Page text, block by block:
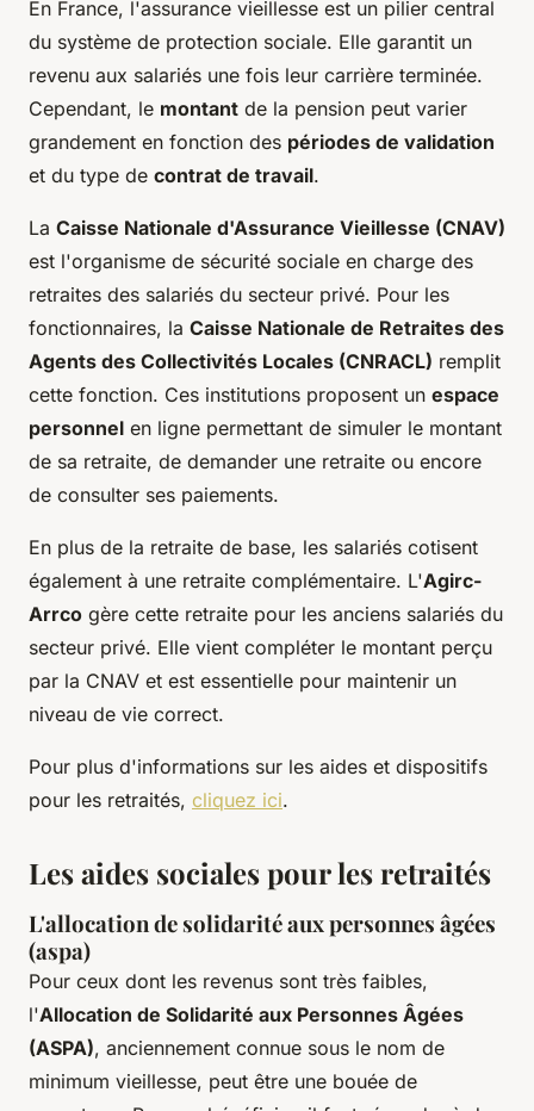
En France, l'assurance vieillesse est un pilier central
du système de protection sociale. Elle garantit un
revenu aux salariés une fois leur carrière terminée.
Cependant, le montant de la pension peut varier
grandement en fonction des périodes de validation
et du type de contrat de travail.
La Caisse Nationale d'Assurance Vieillesse (CNAV)
est l'organisme de sécurité sociale en charge des
retraites des salariés du secteur privé. Pour les
fonctionnaires, la Caisse Nationale de Retraites des
Agents des Collectivités Locales (CNRACL) remplit
cette fonction. Ces institutions proposent un espace
personnel en ligne permettant de simuler le montant
de sa retraite, de demander une retraite ou encore
de consulter ses paiements.
En plus de la retraite de base, les salariés cotisent
également à une retraite complémentaire. L'Agirc-
Arrco gère cette retraite pour les anciens salariés du
secteur privé. Elle vient compléter le montant perçu
par la CNAV et est essentielle pour maintenir un
niveau de vie correct.
Pour plus d'informations sur les aides et dispositifs
pour les retraités, cliquez ici.
Les aides sociales pour les retraités
L'allocation de solidarité aux personnes âgées
(aspa)
Pour ceux dont les revenus sont très faibles,
l'Allocation de Solidarité aux Personnes Âgées
(ASPA), anciennement connue sous le nom de
minimum vieillesse, peut être une bouée de